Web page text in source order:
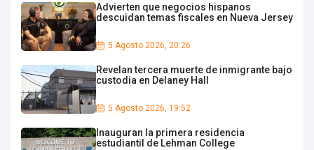
Advierten que negocios hispanos
descuidan temas fiscales en Nueva Jersey
5 Agosto 2026, 20:26
Revelan tercera muerte de inmigrante bajo
custodia en Delaney Hall
5 Agosto 2026, 19:52
Inauguran la primera residencia
estudiantil de Lehman College